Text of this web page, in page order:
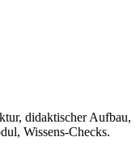
didaktischer Aufbau,
Wissens-Checks.